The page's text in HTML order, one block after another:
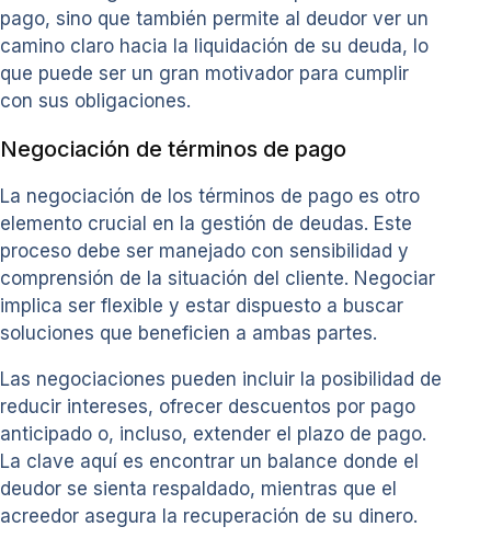
pago, sino que también permite al deudor ver un
camino claro hacia la liquidación de su deuda, lo
que puede ser un gran motivador para cumplir
con sus obligaciones.
Negociación de términos de pago
La negociación de los términos de pago es otro
elemento crucial en la gestión de deudas. Este
proceso debe ser manejado con sensibilidad y
comprensión de la situación del cliente. Negociar
implica ser flexible y estar dispuesto a buscar
soluciones que beneficien a ambas partes.
Las negociaciones pueden incluir la posibilidad de
reducir intereses, ofrecer descuentos por pago
anticipado o, incluso, extender el plazo de pago.
La clave aquí es encontrar un balance donde el
deudor se sienta respaldado, mientras que el
acreedor asegura la recuperación de su dinero.